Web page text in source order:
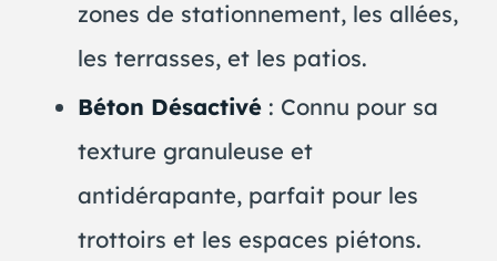
zones de stationnement, les allées,
les terrasses, et les patios.
Béton Désactivé: Connu pour sa
texture granuleuse et
antidérapante, parfait pour les
trottoirs et les espaces piétons.